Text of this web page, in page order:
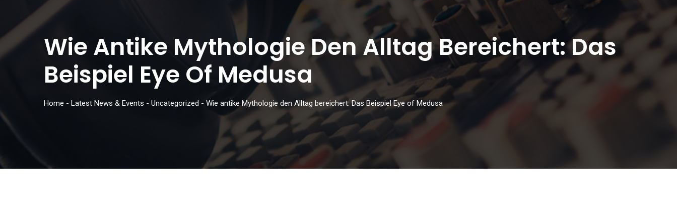
Wie Antike Mythologie Den Alltag Bereichert: Das
Beispiel Eye Of Medusa
Home - Latest News & Events - Uncategorized - Wie antike Mythologie den Alltag bereichert: Das Beispiel Eye of Medusa